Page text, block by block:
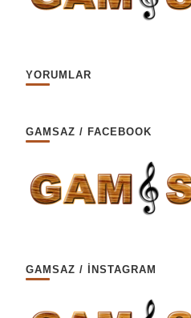
YORUMLAR
GAMSAZ / FACEBOOK
GAMSAZ / İNSTAGRAM